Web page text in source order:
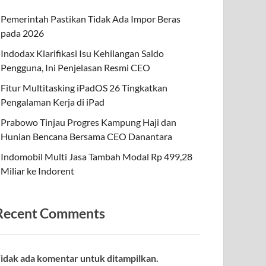
Pemerintah Pastikan Tidak Ada Impor Beras
pada 2026
Indodax Klarifikasi Isu Kehilangan Saldo
Pengguna, Ini Penjelasan Resmi CEO
Fitur Multitasking iPadOS 26 Tingkatkan
Pengalaman Kerja di iPad
Prabowo Tinjau Progres Kampung Haji dan
Hunian Bencana Bersama CEO Danantara
Indomobil Multi Jasa Tambah Modal Rp 499,28
Miliar ke Indorent
Comments
ada komentar untuk ditampilkan.